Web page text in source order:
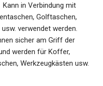
Kann in Verbindung mit
Golftaschen,
verwendet werden.
sicher am Griff der
werden für Koffer,
Werkzeugkästen usw.